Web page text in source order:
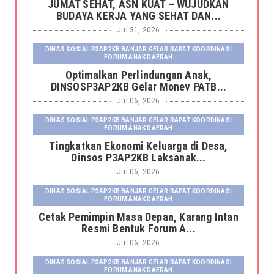
JUMAT SEHAT, ASN KUAT – WUJUDKAN
BUDAYA KERJA YANG SEHAT DAN...
Jul 31, 2026
DINAS SOSIAL P3AP2KB BANJAR GELAR RAPAT KOORDINASI
FORUM ANAK DAERAH
Optimalkan Perlindungan Anak,
DINSOSP3AP2KB Gelar Monev PATB...
Jul 06, 2026
DINAS SOSIAL P3AP2KB BANJAR GELAR RAPAT KOORDINASI
FORUM ANAK DAERAH
Tingkatkan Ekonomi Keluarga di Desa,
Dinsos P3AP2KB Laksanak...
Jul 06, 2026
DINAS SOSIAL P3AP2KB BANJAR GELAR RAPAT KOORDINASI
FORUM ANAK DAERAH
Cetak Pemimpin Masa Depan, Karang Intan
Resmi Bentuk Forum A...
Jul 06, 2026
DINAS SOSIAL P3AP2KB BANJAR GELAR RAPAT KOORDINASI
FORUM ANAK DAERAH